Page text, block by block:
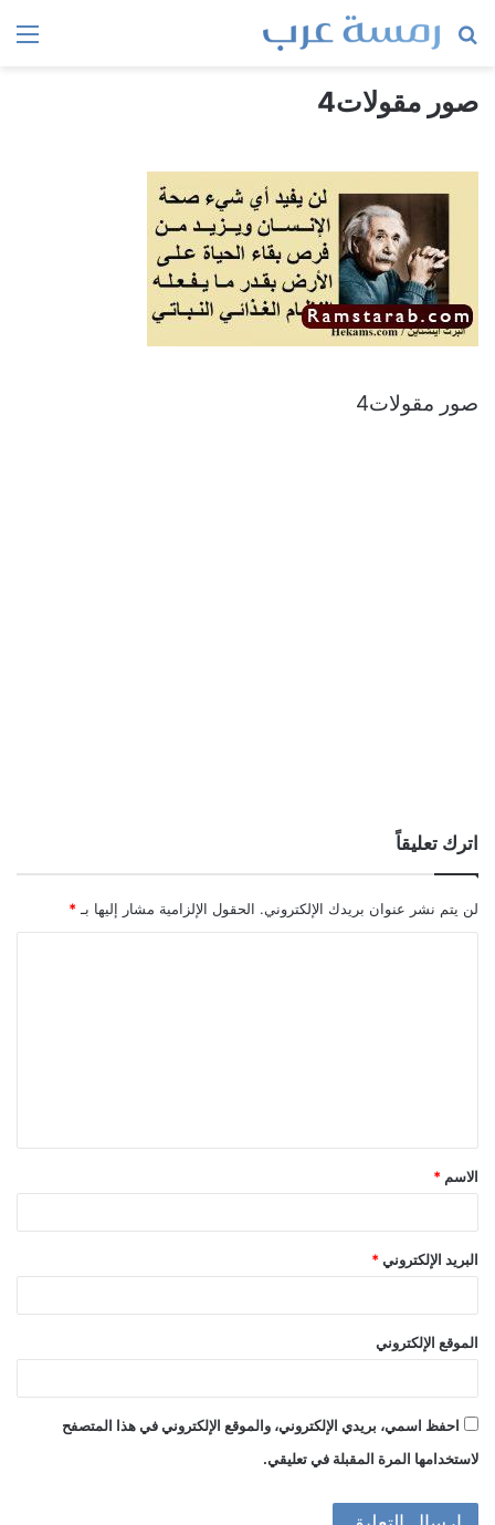
بحث
صور مقولات4
صور مقولات4
اترك تعليقاً
لن يتم نشر عنوان بريدك الإلكتروني. الحقول الإلزامية مشار إليها بـ *
ق
*
الاسم *
البريد الإلكتروني *
الموقع الإلكتروني
احفظ اسمي، بريدي الإلكتروني، والموقع الإلكتروني في هذا المتصفح
لاستخدامها المرة المقبلة في تعليقي.